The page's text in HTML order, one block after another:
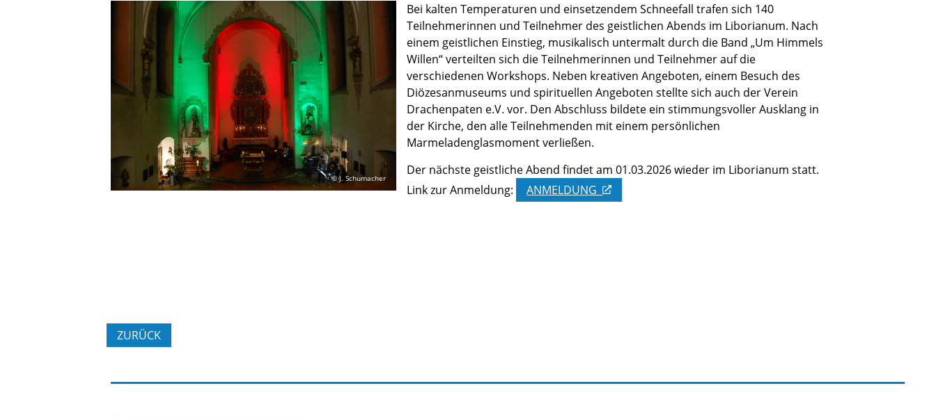
© J. Schumacher
Bei kalten Temperaturen und einsetzendem Schneefall trafen sich 140
Teilnehmerinnen und Teilnehmer des geistlichen Abends im Liborianum. Nach
einem geistlichen Einstieg, musikalisch untermalt durch die Band „Um Himmels
Willen“ verteilten sich die Teilnehmerinnen und Teilnehmer auf die
verschiedenen Workshops. Neben kreativen Angeboten, einem Besuch des
Diözesanmuseums und spirituellen Angeboten stellte sich auch der Verein
Drachenpaten e.V. vor. Den Abschluss bildete ein stimmungsvoller Ausklang in
der Kirche, den alle Teilnehmenden mit einem persönlichen
Marmeladenglasmoment verließen.
Der nächste geistliche Abend findet am 01.03.2026 wieder im Liborianum statt.
Link zur Anmeldung:
ANMELDUNG
ZURÜCK